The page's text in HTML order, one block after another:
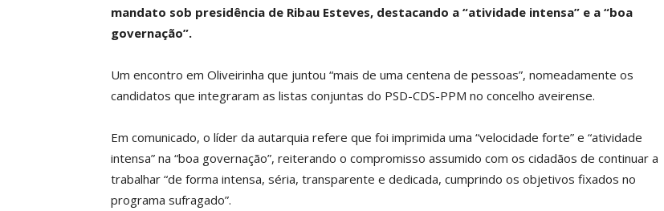
mandato sob presidência de Ribau Esteves, destacando a “atividade intensa” e a “boa
governação”.
Um encontro em Oliveirinha que juntou “mais de uma centena de pessoas”, nomeadamente os
candidatos que integraram as listas conjuntas do PSD-CDS-PPM no concelho aveirense.
Em comunicado, o líder da autarquia refere que foi imprimida uma “velocidade forte” e “atividade
intensa” na “boa governação”, reiterando o compromisso assumido com os cidadãos de continuar a
trabalhar “de forma intensa, séria, transparente e dedicada, cumprindo os objetivos fixados no
programa sufragado”.